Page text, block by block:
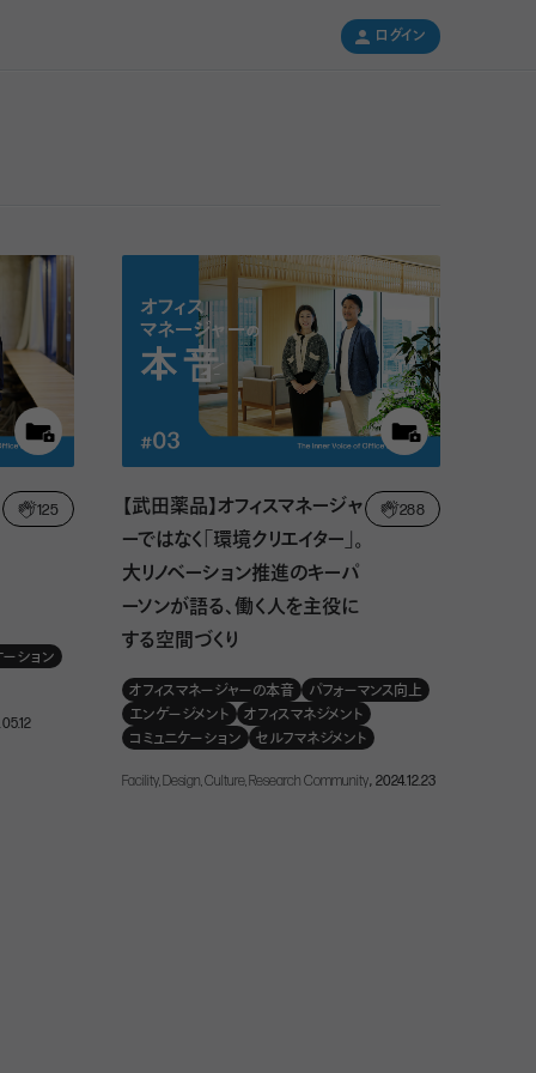
ログイン
ログイン
125
ーション
【武田薬品】オフィスマネージャ
ーではなく「環境クリエイター」。
大リノベーション推進のキーパ
ーソンが語る、働く人を主役に
する空間づくり
288
オフィスマネージャーの本音
パフォーマンス向上
エンゲージメント
オフィスマネジメント
コミュニケーション
セルフマネジメント
Facility, Design, Culture, Research Community, 2024.12.23